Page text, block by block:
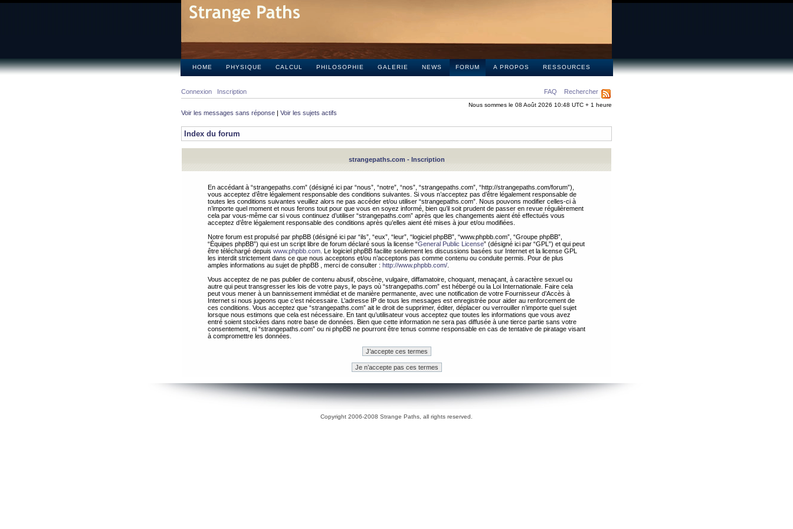
HOME PHYSIQUE CALCUL PHILOSOPHIE GALERIE NEWS FORUM A PROPOS RESSOURCES
FAQ Rechercher
Connexion Inscription
Nous sommes le 08 Août 2026 10:48 UTC + 1 heure
Voir les messages sans réponse | Voir les sujets actifs
Index du forum
strangepaths.com - Inscription
En accédant à “strangepaths.com” (désigné ici par “nous”, “notre”, “nos”, “strangepaths.com”, “http://strangepaths.com/forum”),
vous acceptez d’être légalement responsable des conditions suivantes. Si vous n’acceptez pas d’être légalement responsable de
toutes les conditions suivantes veuillez alors ne pas accéder et/ou utiliser “strangepaths.com”. Nous pouvons modifier celles-ci à
n’importe quel moment et nous ferons tout pour que vous en soyez informé, bien qu’il soit prudent de passer en revue régulièrement
cela par vous-même car si vous continuez d’utiliser “strangepaths.com” après que les changements aient été effectués vous
acceptez d’être légalement responsable des conditions après qu’elles aient été mises à jour et/ou modifiées.
Notre forum est propulsé par phpBB (désigné ici par “ils”, “eux”, “leur”, “logiciel phpBB”, “www.phpbb.com”, “Groupe phpBB”,
“Équipes phpBB”) qui est un script libre de forum déclaré sous la license “General Public License” (désigné ici par “GPL”) et qui peut
être téléchargé depuis www.phpbb.com . Le logiciel phpBB facilite seulement les discussions basées sur Internet et la license GPL
les interdit strictement dans ce que nous acceptons et/ou n’acceptons pas comme contenu ou conduite permis. Pour de plus
amples informations au sujet de phpBB , merci de consulter : http://www.phpbb.com/
Vous acceptez de ne pas publier de contenu abusif, obscène, vulgaire, diffamatoire, choquant, menaçant, à caractère sexuel ou
autre qui peut transgresser les lois de votre pays, le pays où “strangepaths.com” est hébergé ou la Loi Internationale. Faire cela
peut vous mener à un bannissement immédiat et de manière permanente, avec une notification de votre Fournisseur d’Accès à
Internet si nous jugeons que c’est nécessaire. L’adresse IP de tous les messages est enregistrée pour aider au renforcement de
ces conditions. Vous acceptez que “strangepaths.com” ait le droit de supprimer, éditer, déplacer ou verrouiller n’importe quel sujet
lorsque nous estimons que cela est nécessaire. En tant qu’utilisateur vous acceptez que toutes les informations que vous avez
entré soient stockées dans notre base de données. Bien que cette information ne sera pas diffusée à une tierce partie sans votre
consentement, ni “strangepaths.com” ou ni phpBB ne pourront être tenus comme responsable en cas de tentative de piratage visant
à compromettre les données.
Copyright 2006-2008 Strange Paths, all rights reserved.